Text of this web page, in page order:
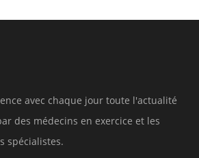
avec chaque jour toute l'actualité
des médecins en exercice et les
spécialistes.